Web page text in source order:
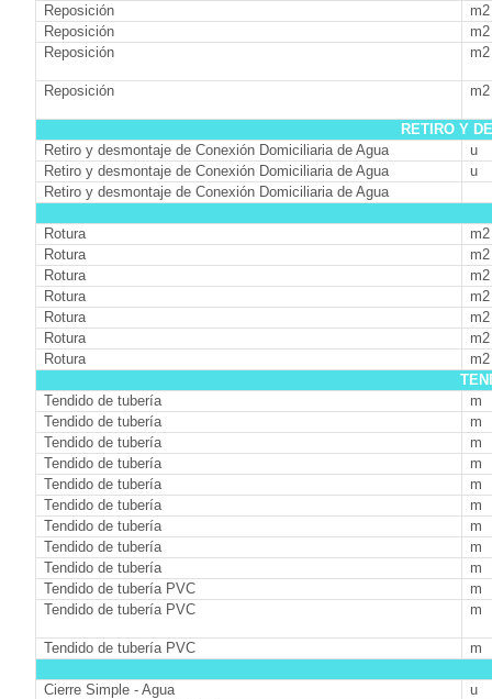
Reposición
m2
Reposición
m2
Reposición
m2
Reposición m2
RETIRO Y
Retiro y desmontaje de Conexión Domiciliaria de Agua
u
Retiro y desmontaje de Conexión Domiciliaria de Agua
u
Retiro y desmontaje de Conexión Domiciliaria de Agua
Rotura
m2
Rotura
m2
Rotura
m2
Rotura
m2
Rotura
m2
Rotura
m2
Rotura
m2
Tendido de tubería
m
Tendido de tubería
m
Tendido de tubería
m
Tendido de tubería
m
Tendido de tubería
m
Tendido de tubería
m
Tendido de tubería
m
Tendido de tubería
m
Tendido de tubería
m
Tendido de tubería PVC
m
Tendido de tubería PVC
m
Tendido de tubería PVC m
Cierre Simple - Agua
u